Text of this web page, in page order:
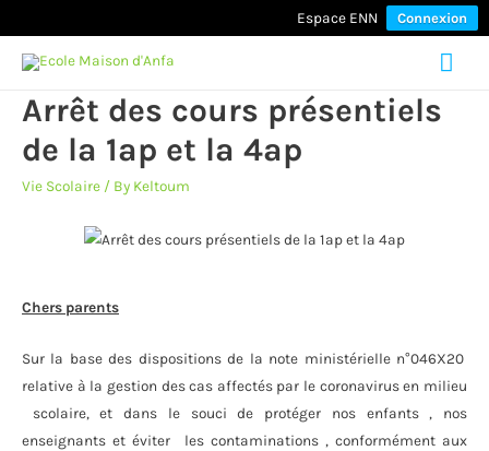
Espace ENN Connexion
Arrêt des cours présentiels
de la 1ap et la 4ap
Vie Scolaire / By Keltoum
Chers parents
Sur la base des dispositions de la note ministérielle n°046X20
relative à la gestion des cas affectés par le coronavirus en milieu
scolaire, et dans le souci de protéger nos enfants , nos
enseignants et éviter les contaminations , conformément aux